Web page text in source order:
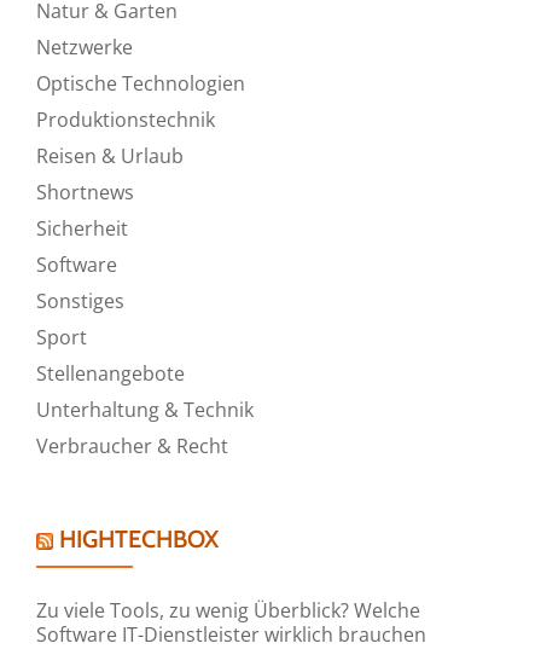
Natur & Garten
Netzwerke
Optische Technologien
Produktionstechnik
Reisen & Urlaub
Shortnews
Sicherheit
Software
Sonstiges
Sport
Stellenangebote
Unterhaltung & Technik
Verbraucher & Recht
HIGHTECHBOX
Zu viele Tools, zu wenig Überblick? Welche
Software IT-Dienstleister wirklich brauchen